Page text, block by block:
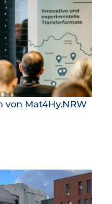
von Mat4Hy.NRW